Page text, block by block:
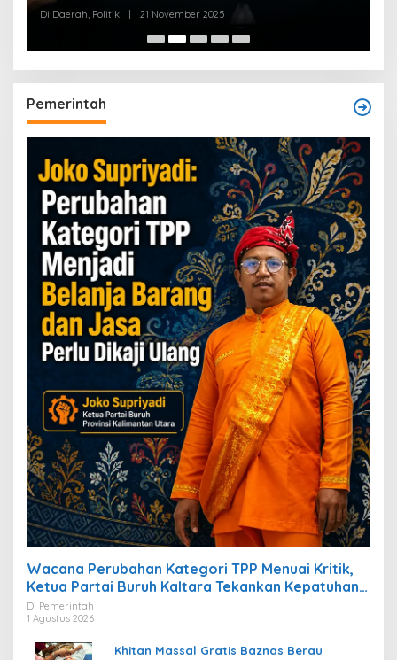
Di Daerah, Politik 21 November 2025
Pemerintah
Wacana Perubahan Kategori TPP Menuai Kritik,
Ketua Partai Buruh Kaltara Tekankan Kepatuhan
Regulasi
Di Pemerintah
1 Agustus 2026
Khitan Massal Gratis Baznas Berau